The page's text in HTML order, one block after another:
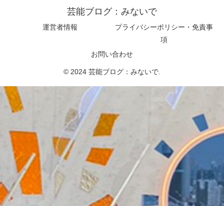
芸能ブログ：みないで
運営者情報
プライバシーポリシー・免責事
項
お問い合わせ
© 2024 芸能ブログ：みないで.